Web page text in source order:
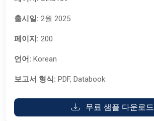
출시일: 2월 2025
페이지: 200
언어: Korean
보고서 형식: PDF, Databook
무료 샘플 다운로드